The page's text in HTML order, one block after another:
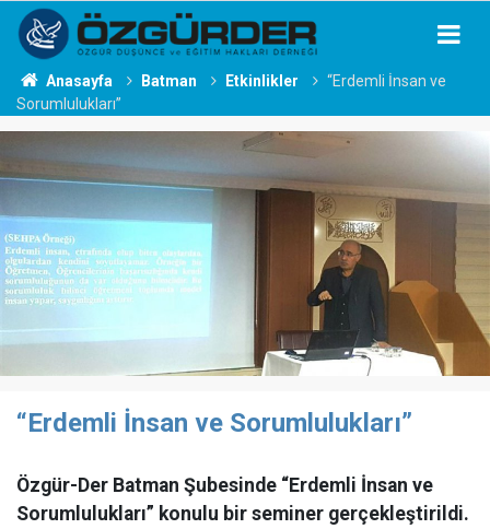
Anasayfa Batman Etkinlikler
“Erdemli İnsan ve
Sorumlulukları”
“Erdemli İnsan ve Sorumlulukları”
Özgür-Der Batman Şubesinde “Erdemli İnsan ve
Sorumlulukları” konulu bir seminer gerçekleştirildi.